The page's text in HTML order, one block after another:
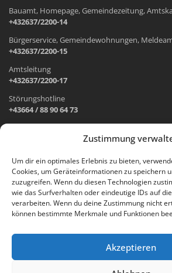
Zustimmung
Um dir ein optimales Erlebnis zu bieten,
Cookies, um Geräteinformationen zu speichern
zuzugreifen. Wenn du diesen Technologien
wie das Surfverhalten oder eindeutige IDs auf
verarbeiten. Wenn du deine Zustimmung nicht
können bestimmte Merkmale und Funktionen
Akzeptieren
Bauamt, Homepage, Gemeindezeitung,
+432637/2200-14
Bürgerservice, Gemeindewohnungen,
+432637/2200-15
Amtsleitung
+432637/2200-17
Störungshotline
+43664 / 88 90 64 73
Wr. Neustädter Straße 1
2733 Grünbach am Schneeberg
Öffnungszeiten Gemeindeamt:
Montag: 8.00 – 12.00 Uhr und 14.00 – 18.00 Uhr
Freitag: 8.00 – 12.00 Uhr
Email: